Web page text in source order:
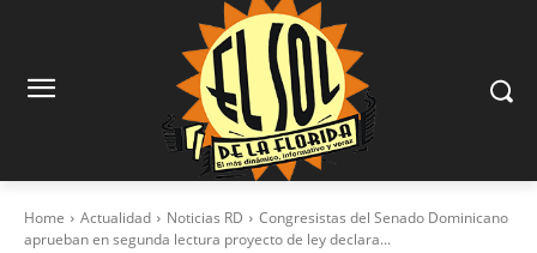
Home Actualidad Noticias RD
Congresistas del Senado Dominicano
aprueban en segunda lectura proyecto de ley declara...